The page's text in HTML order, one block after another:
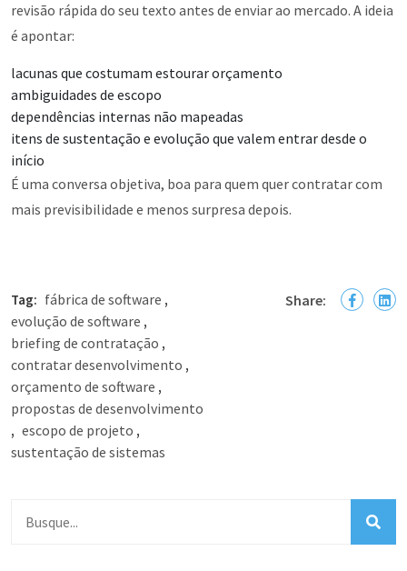
revisão rápida do seu texto antes de enviar ao mercado. A ideia
é apontar:
lacunas que costumam estourar orçamento
ambiguidades de escopo
dependências internas não mapeadas
itens de sustentação e evolução que valem entrar desde o
início
É uma conversa objetiva, boa para quem quer contratar com
mais previsibilidade e menos surpresa depois.
Tag: fábrica de software ,
evolução de software ,
briefing de contratação ,
contratar desenvolvimento ,
orçamento de software ,
propostas de desenvolvimento
, escopo de projeto ,
sustentação de sistemas
Share: